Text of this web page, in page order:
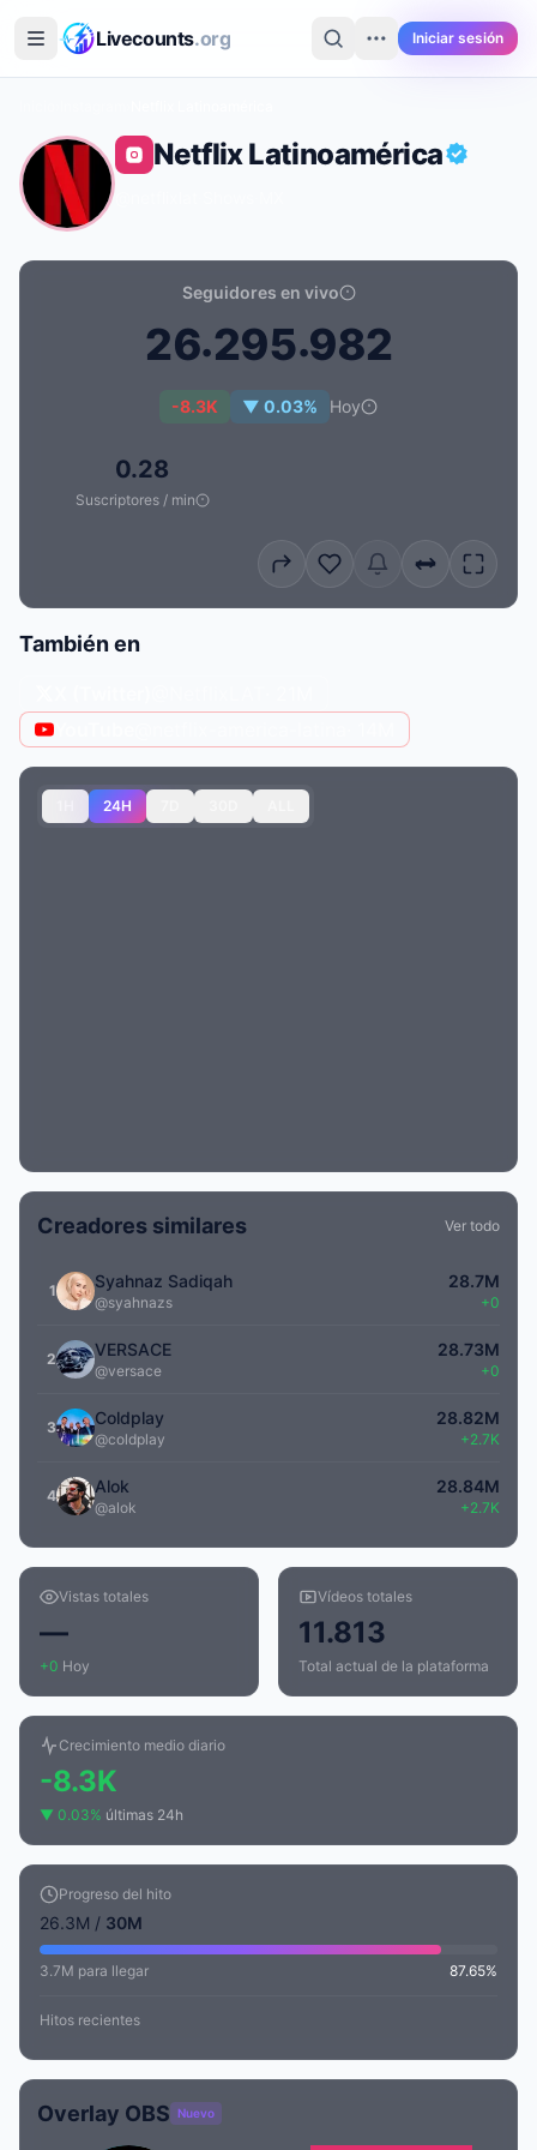
Livecounts.org Iniciar sesión
Netflix Latinoamérica
Seguidores en vivo
26.295.982
-8.3K ▼ 0.03% Hoy
0.28
Suscriptores / min
También en
24H
Creadores similares Ver todo
1 Syahnaz Sadiqah
@syahnazs
28.7M
+0
2 VERSACE
@versace
28.73M
+0
3 Coldplay
@coldplay
28.82M
+2.7K
4 Alok
@alok
28.84M
+2.7K
Vistas totales
—
+0 Hoy
Vídeos totales
11.813
Total actual de la plataforma
Crecimiento medio diario
-8.3K
▼ 0.03% últimas 24h
Progreso del hito
26.3M / 30M
3.7M para llegar 87.65%
Hitos recientes
Overlay OBS Nuevo